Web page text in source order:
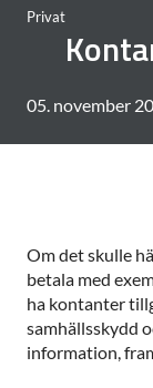
Privat
05. november
Om det skulle
betala med
ha kontanter
samhällsskydd
information,